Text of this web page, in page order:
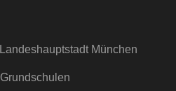
München